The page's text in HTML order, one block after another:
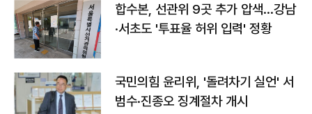
합수본, 선관위 9곳 추가 압색…강남
·서초도 '투표율 허위 입력' 정황
국민의힘 윤리위, '돌려차기 실언' 서
범수·진종오 징계절차 개시